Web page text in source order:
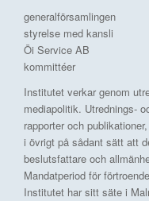
generalförsamlingen
styrelse med kansli
Öi Service AB
kommittéer
Institutet verkar genom
mediapolitik. Utrednings-
rapporter och
i övrigt på sådant sätt att
beslutsfattare och
Mandatperiod för
Institutet har sitt säte i